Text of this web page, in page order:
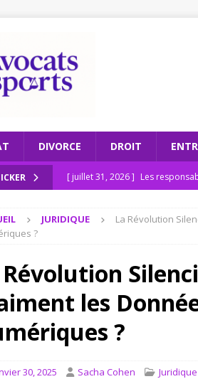
DIVORCE DROIT
[ juillet 31, 2026 ] Les
ENTREPRISE
[ juillet 19, 2026 ] Pourquoi les
2026
JURIDIQUE
[ août 4, 2026 ]
JURIDIQUE
JURIDIQUE
La Révolution
?
Révolution
les
?
30, 2025 Sacha Cohen Juridique